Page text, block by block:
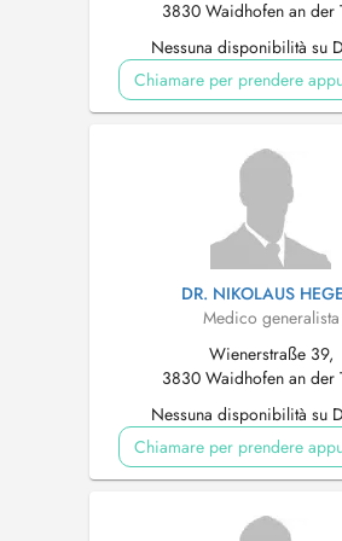
3830 Waidhofen an der
Nessuna disponibilità su
Chiamare per prendere
DR. NIKOLAUS
Medico generalista
Wienerstraße 39,
3830 Waidhofen an der
Nessuna disponibilità su
Chiamare per prendere